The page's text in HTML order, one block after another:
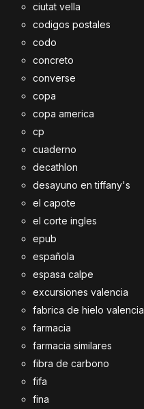
ciutat vella
codigos postales
codo
concreto
converse
copa
copa america
cp
cuaderno
decathlon
desayuno en tiffany's
el capote
el corte ingles
epub
española
espasa calpe
excursiones valencia
fabrica de hielo valencia
farmacia
farmacia similares
fibra de carbono
fifa
fina